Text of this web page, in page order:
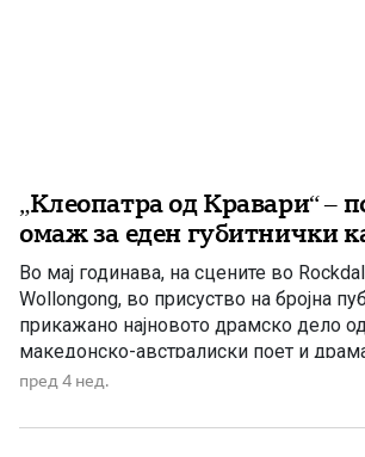
„Клеопатра од Кравари“ –
омаж за еден губитнички
Во мај годинава, на сцените во
Wollongong, во присуство на бројна
прикажано најновото драмско дело
македонско-австралиски поет и
Ристевски од Сиднеј, под наслов
литературно друштво „Григор
пред 4 нед.